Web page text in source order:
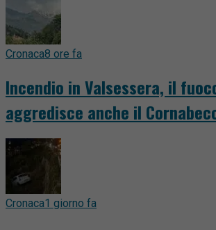
Cronaca8 ore fa
Incendio in Valsessera, il
aggredisce anche il
Cronaca1 giorno fa